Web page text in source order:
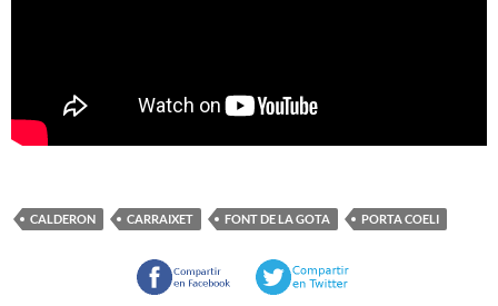
CALDERON CARRAIXET FONT DE LA GOTA PORTA COELI